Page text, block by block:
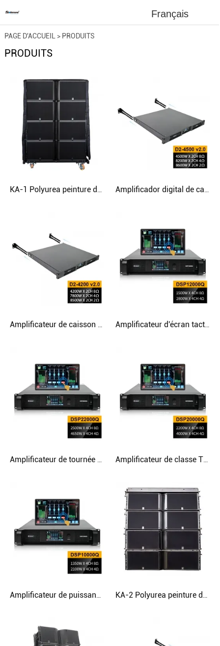
Français
PAGE D'ACCUEIL > PRODUITS
PRODUITS
Amplificateur de caisson de basses 4200 W 2 canaux classe D avec support arrière Amplificateur d'écran tactile DSP à réseau de lignes multifonctionnel avec filtre FIR
Amplificateur de tournée professionnel FIR AES 2U à écran tactile pour caisson de basses Amplificateur de classe TD du Dj DSP TD du caisson de basses 4000W à écran tactile pour le concert